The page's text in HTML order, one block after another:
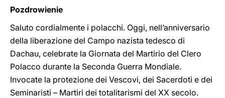
Pozdrowienie
Saluto cordialmente i polacchi. Oggi, nell’anniversario
della liberazione del Campo nazista tedesco di
Dachau, celebrate la Giornata del Martirio del Clero
Polacco durante la Seconda Guerra Mondiale.
Invocate la protezione dei Vescovi, dei Sacerdoti e dei
Seminaristi – Martiri dei totalitarismi del XX secolo.